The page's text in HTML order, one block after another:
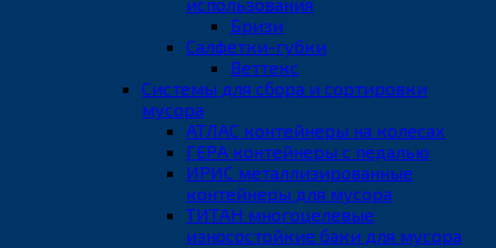
Бризи
Салфетки-губки
Веттекс
Системы для сбора и сортировки
мусора
АТЛАС контейнеры на колесах
ГЕРА контейнеры с педалью
ИРИС металлизированные
контейнеры для мусора
ТИТАН многоцелевые
износостойкие баки для мусора